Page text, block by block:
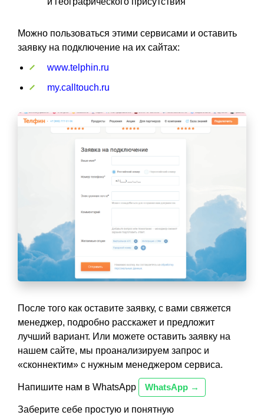
Можно пользоваться этими сервисами и оставить
заявку на подключение на их сайтах:
www.telphin.ru
my.calltouch.ru
После того как оставите заявку, с вами свяжется
менеджер, подробно расскажет и предложит
лучший вариант. Или можете оставить заявку на
нашем сайте, мы проанализируем запрос и
«сконнектим» с нужным менеджером сервиса.
Напишите нам в WhatsApp WhatsApp →
Заберите себе простую и понятную